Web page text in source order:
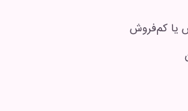
یا کم‌فروش